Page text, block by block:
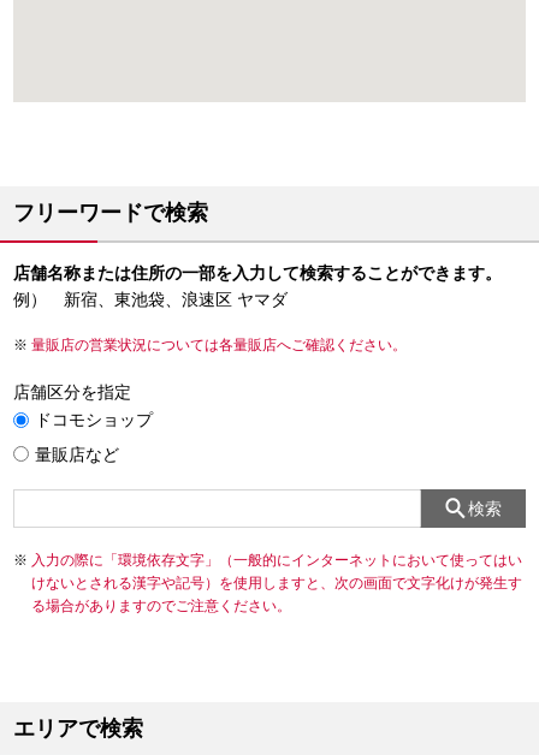
フリーワードで検索
店舗名称または住所の一部を入力して検索することができます。
例） 新宿、東池袋、浪速区 ヤマダ
量販店の営業状況については各量販店へご確認ください。
店舗区分を指定
ドコモショップ
量販店など
検索
入力の際に「環境依存文字」（一般的にインターネットにおいて使ってはい
けないとされる漢字や記号）を使用しますと、次の画面で文字化けが発生す
る場合がありますのでご注意ください。
エリアで検索